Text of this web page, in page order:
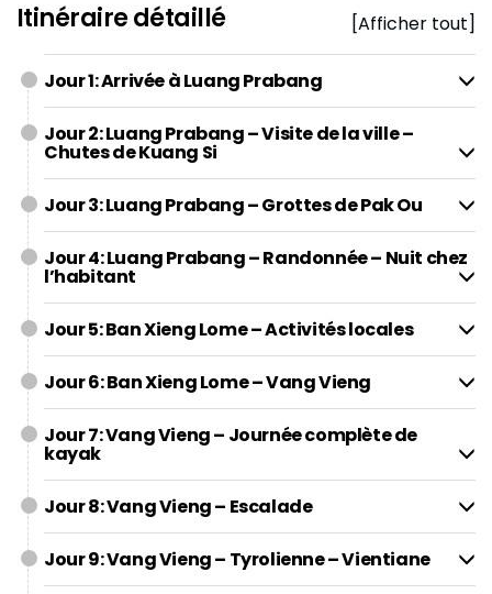
Itinéraire détaillé [Afficher tout]
Jour 1: Arrivée à Luang Prabang
Jour 2: Luang Prabang – Visite de la ville –
Chutes de Kuang Si
Jour 3: Luang Prabang – Grottes de Pak Ou
Jour 4: Luang Prabang – Randonnée – Nuit chez
l’habitant
Jour 5: Ban Xieng Lome – Activités locales
Jour 6: Ban Xieng Lome – Vang Vieng
Jour 7: Vang Vieng – Journée complète de
kayak
Jour 8: Vang Vieng – Escalade
Jour 9: Vang Vieng – Tyrolienne – Vientiane